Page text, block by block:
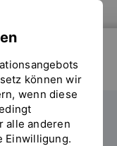
können wir
wenn diese
alle anderen
Einwilligung.